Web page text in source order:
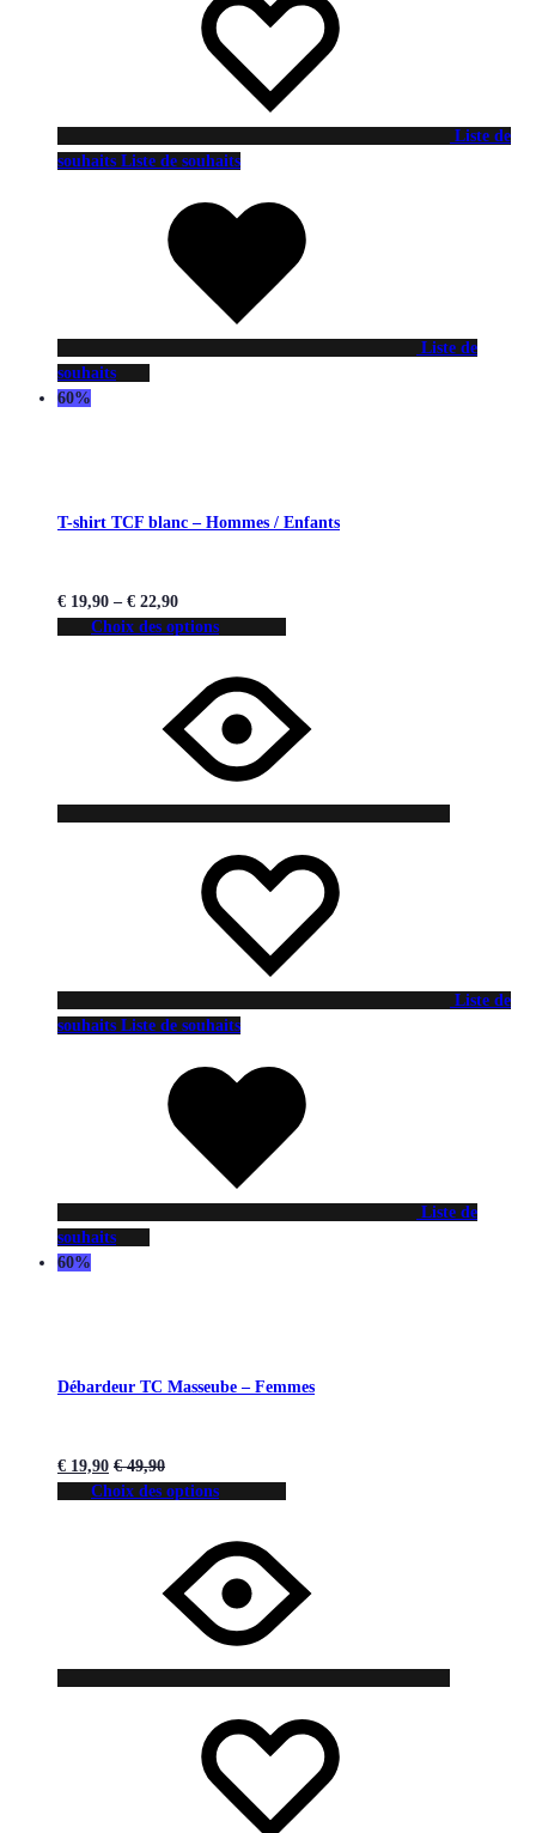
Liste de
souhaits Liste de souhaits
Liste de
souhaits
60%
T-shirt TCF blanc – Hommes / Enfants
€ 19,90 – € 22,90
Choix des options
Liste de
souhaits Liste de souhaits
Liste de
souhaits
60%
Débardeur TC Masseube – Femmes
€ 19,90 €49,90
Choix des options